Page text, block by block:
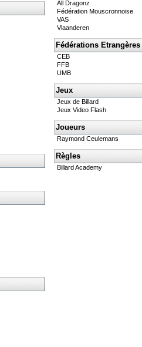
All Dragonz
Fédération Mouscronnoise
VAS
Vlaanderen
Fédérations Etrangères
CEB
FFB
UMB
Jeux
Jeux de Billard
Jeux Video Flash
Joueurs
Raymond Ceulemans
Règles
Billard Academy